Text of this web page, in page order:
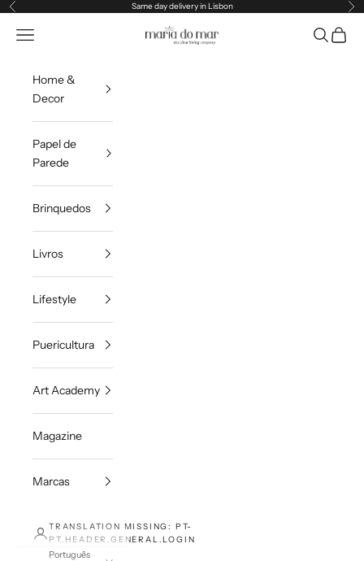
Pular para o conteúdo
Anterior Same day delivery in Lisbon
Maria do Mar
Translation missing: pt-PT.header.general.menu Pesquisar
Home &
Decor
Papel de
Parede
Brinquedos
Livros
Lifestyle
Puericultura
Art Academy
Magazine
Marcas
TRANSLATION MISSING: PT-
PT.HEADER.GENERAL.LOGIN
Português